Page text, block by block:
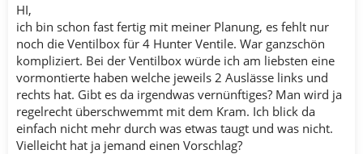
HI,
ich bin schon fast fertig mit meiner Planung, es fehlt nur
noch die Ventilbox für 4 Hunter Ventile. War ganzschön
kompliziert. Bei der Ventilbox würde ich am liebsten eine
vormontierte haben welche jeweils 2 Auslässe links und
rechts hat. Gibt es da irgendwas vernünftiges? Man wird ja
regelrecht überschwemmt mit dem Kram. Ich blick da
einfach nicht mehr durch was etwas taugt und was nicht.
Vielleicht hat ja jemand einen Vorschlag?